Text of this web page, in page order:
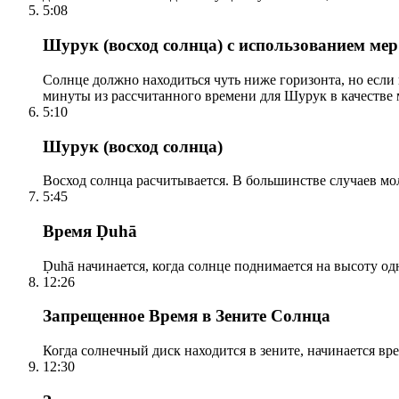
5:08
Шурук (восход солнца) с использованием
Солнце должно находиться чуть ниже горизонта, но
минуты из рассчитанного времени для Шурук в
5:10
Шурук (восход солнца)
Восход солнца расчитывается. В большинстве случаев
5:45
Время Ḍuhā
Ḍuhā начинается, когда солнце поднимается на высоту
12:26
Запрещенное Время в Зените Солнца
Когда солнечный диск находится в зените, начинается
12:30